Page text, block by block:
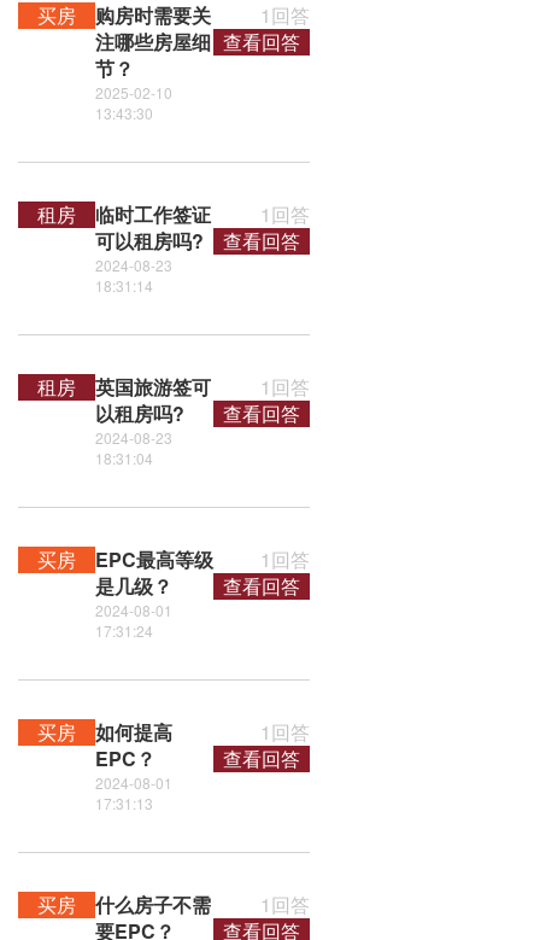
买房
购房时需要关
注哪些房屋细
节？
2025-02-10
13:43:30
1回答
查看回答
租房
临时工作签证
可以租房吗?
2024-08-23
18:31:14
1回答
查看回答
租房
英国旅游签可
以租房吗?
2024-08-23
18:31:04
1回答
查看回答
买房
EPC最高等级
是几级？
2024-08-01
17:31:24
1回答
查看回答
买房
如何提高
EPC？
2024-08-01
17:31:13
1回答
查看回答
买房
什么房子不需
要EPC？
1回答
查看回答